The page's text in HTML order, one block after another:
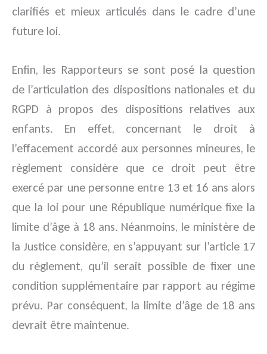
clarifiés et mieux articulés dans le cadre d’une
future loi.
Enfin, les Rapporteurs se sont posé la question
de l’articulation des dispositions nationales et du
RGPD à propos des dispositions relatives aux
enfants. En effet, concernant le droit à
l’effacement accordé aux personnes mineures, le
règlement considère que ce droit peut être
exercé par une personne entre 13 et 16 ans alors
que la loi pour une République numérique fixe la
limite d’âge à 18 ans. Néanmoins, le ministère de
la Justice considère, en s’appuyant sur l’article 17
du règlement, qu’il serait possible de fixer une
condition supplémentaire par rapport au régime
prévu. Par conséquent, la limite d’âge de 18 ans
devrait être maintenue.